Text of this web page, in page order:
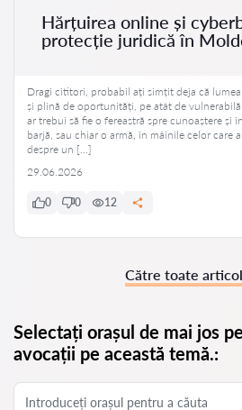
Hărțuirea online și
protecție juridică în
Dragi cititori, probabil ați simțit deja că
și plină de oportunități, pe atât de
ar trebui să fie o fereastră spre cunoaștere și
barjă, sau chiar o armă, în mâinile celor care
despre un […]
29.06.2026
0 0 12
Către toate
Selectați orașul de mai jos
avocații pe această temă.: